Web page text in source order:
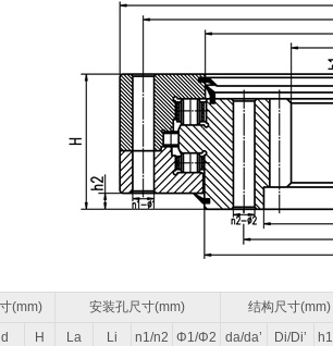
(mm) 安装孔尺寸(mm) 结构尺寸(mm)
d H La Li n1/n2 Φ1/Φ2 da/da’ Di/Di’ h1